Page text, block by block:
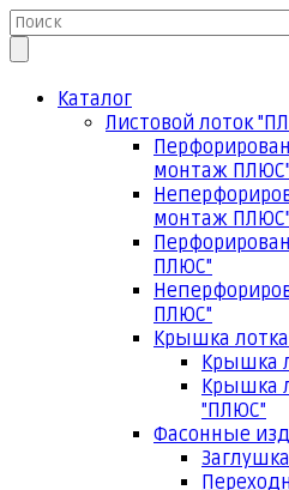
Каталог
Листовой лоток
монтаж ПЛЮС"
монтаж ПЛЮС"
ПЛЮС"
ПЛЮС"
Крышка
Крышка
Крышка
"ПЛЮС"
Фасонные